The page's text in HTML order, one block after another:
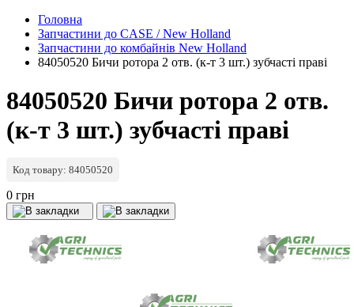
Головна
Запчастини до CASE / New Holland
Запчастини до комбайнів New Holland
84050520 Бичи ротора 2 отв. (к-т 3 шт.) зубчасті праві
84050520 Бичи ротора 2 отв.
(к-т 3 шт.) зубчасті праві
Код товару: 84050520
0 грн